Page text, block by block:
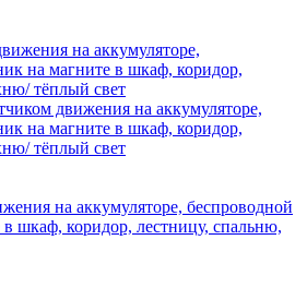
на аккумуляторе, беспроводной
в шкаф, коридор, лестницу, спальню,